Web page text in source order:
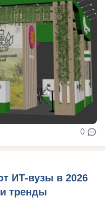
0
ИТ-вузы в 2026
тренды